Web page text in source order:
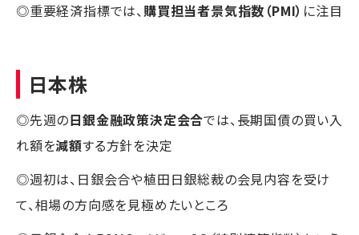
◎重要経済指標では、購買担当者景気指数（PMI） に注目
日本株
◎先週の日銀金融政策決定会合では、長期国債の買い入
れ額を減額する方針を決定
◎週初は、日銀会合や植田日銀総裁の会見内容を受け
て、相場の方向感を見極めたいところ